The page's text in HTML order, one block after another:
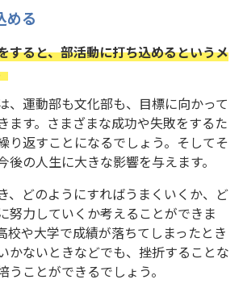
める
すると、部活動に打ち込めるというメ
、運動部も文化部も、目標に向かって
ます。さまざまな成功や失敗をするた
り返すことになるでしょう。そしてそ
後の人生に大きな影響を与えます。
、どのようにすればうまくいくか、ど
努力していくか考えることができま
校や大学で成績が落ちてしまったとき
かないときなどでも、挫折することな
うことができるでしょう。